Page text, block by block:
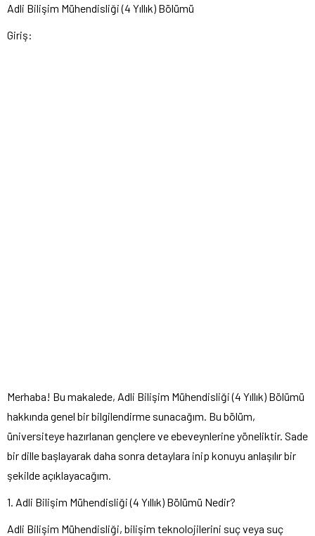
Adli Bilişim Mühendisliği (4 Yıllık) Bölümü
Giriş:
Merhaba! Bu makalede, Adli Bilişim Mühendisliği (4 Yıllık) Bölümü
hakkında genel bir bilgilendirme sunacağım. Bu bölüm,
üniversiteye hazırlanan gençlere ve ebeveynlerine yöneliktir. Sade
bir dille başlayarak daha sonra detaylara inip konuyu anlaşılır bir
şekilde açıklayacağım.
1. Adli Bilişim Mühendisliği (4 Yıllık) Bölümü Nedir?
Adli Bilişim Mühendisliği, bilişim teknolojilerini suç veya suç